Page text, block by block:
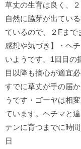
草丈の生育は良く、
自然に脇芽が出てい
ているので、２Fまで
感想や気づき】・ヘ
いようです。1回目の
目以降も摘心が適宜必
すでに草丈が手の届
うです・ゴーヤは相
ています。ヘチマと
テンに育つまでに時
日